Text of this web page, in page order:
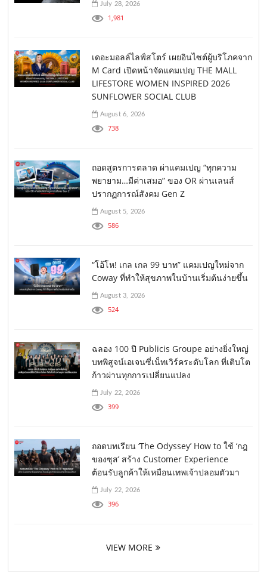
July 28, 2026
1,981
เดอะมอลล์ไลฟ์สโตร์ เผยอินไซต์ผู้บริโภคจาก
M Card เปิดหน้าจัดแคมเปญ THE MALL
LIFESTORE WOMEN INSPIRED 2026
SUNFLOWER SOCIAL CLUB
August 6, 2026
738
ถอดสูตรการตลาด ผ่าแคมเปญ “ทุกความ
พยายาม…มีค่าเสมอ” ของ OR ผ่านเลนส์
ปรากฏการณ์สังคม Gen Z
August 5, 2026
586
“โอ้โห! เกล เกล 99 บาท” แคมเปญใหม่จาก
Coway ที่ทำให้สุขภาพในบ้านเริ่มต้นง่ายขึ้น
August 3, 2026
524
ฉลอง 100 ปี Publicis Groupe อย่างยิ่งใหญ่
บทพิสูจน์เอเจนซี่เน็ทเวิร์คระดับโลก ที่เติบโต
ก้าวผ่านทุกการเปลี่ยนแปลง
July 22, 2026
399
ถอดบทเรียน ‘The Odyssey’ How to ใช้ ‘กฎ
ของซุส’ สร้าง Customer Experience
ต้อนรับลูกค้าให้เหมือนเทพเจ้าปลอมตัวมา
July 22, 2026
396
VIEW MORE